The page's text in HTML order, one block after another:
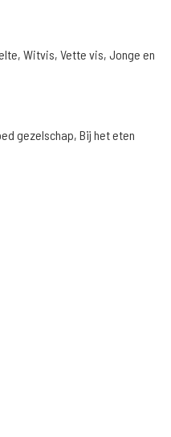
Witvis, Vette vis, Jonge en
gezelschap, Bij het eten